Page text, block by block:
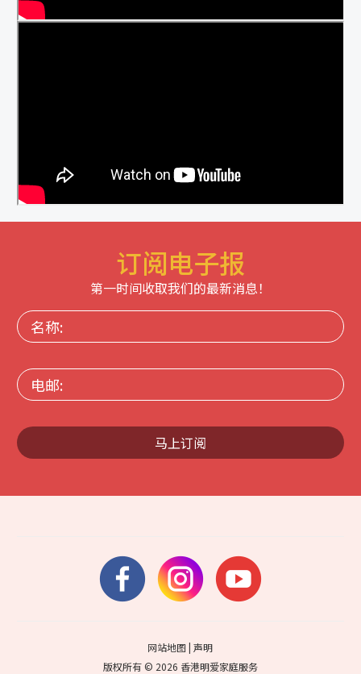
订阅电子报
第一时间收取我们的最新消息！
名
称:
电
邮:
马上订阅
网站地图 |声明
版权所有 © 2026 香港明爱家庭服务